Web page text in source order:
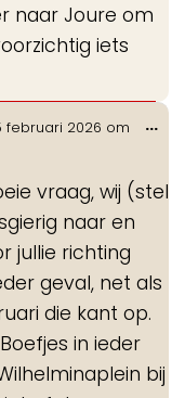
naar Joure om
iets
februari 2026 om
vraag, wij (stel
naar en
jullie richting
geval, net als
die kant op.
in ieder
bij
...